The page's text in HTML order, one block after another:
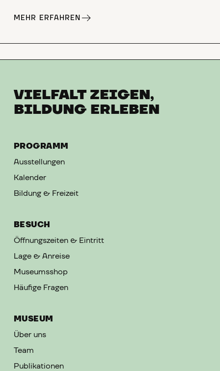
MEHR ERFAHREN
VIELFALT ZEIGEN,
BILDUNG ERLEBEN
PROGRAMM
Ausstellungen
Kalender
Bildung & Freizeit
BESUCH
Öffnungszeiten & Eintritt
Lage & Anreise
Museumsshop
Häufige Fragen
MUSEUM
Über uns
Team
Publikationen